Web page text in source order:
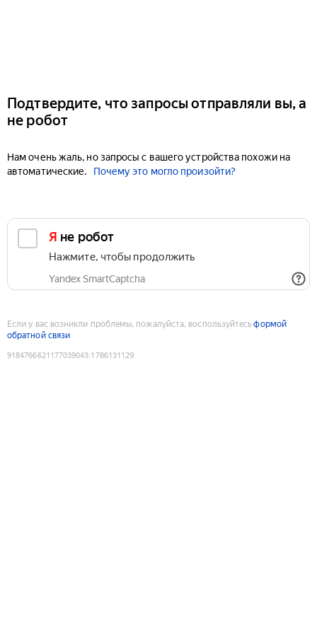
Подтвердите, что запросы отправляли вы, а
не робот
Нам очень жаль, но запросы с вашего устройства похожи на
автоматические.
Почему это могло произойти?
Я не робот
Нажмите, чтобы продолжить
Yandex SmartCaptcha
Если у вас возникли проблемы, пожалуйста, воспользуйтесьформой
обратной связи
9184766621177039043:1786131129